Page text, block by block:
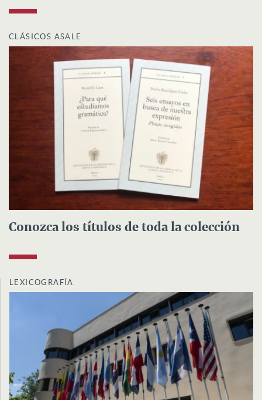
CLÁSICOS ASALE
Conozca los títulos de toda la colección
LEXICOGRAFÍA